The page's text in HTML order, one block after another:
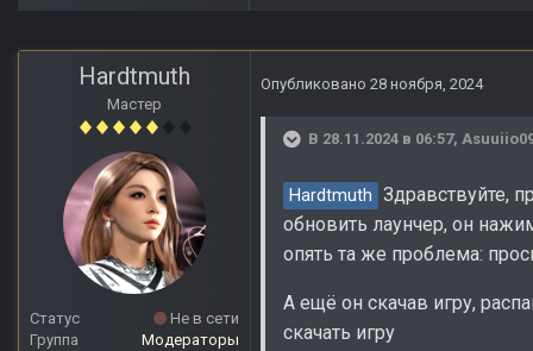
Hardtmuth
Мастер
Статус
Не в сети
Группа
Модераторы
Опубликовано 28 ноября, 2024
В 28.11.2024 в 06:57,
Hardtmuth Здравствуйте,
обновить лаунчер, он
опять та же проблема:
А ещё он скачав игру,
скачать игру